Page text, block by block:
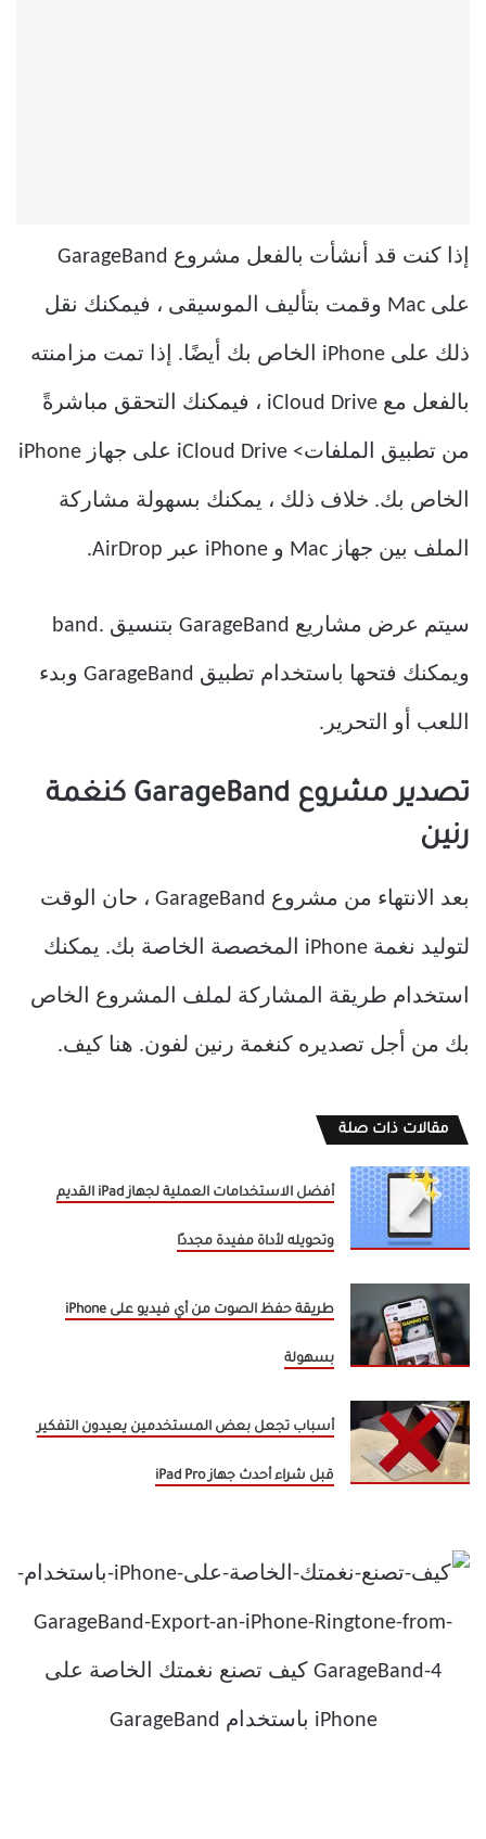
إذا كنت قد أنشأت بالفعل مشروع GarageBand
على Mac وقمت بتأليف الموسيقى ، فيمكنك نقل
ذلك على iPhone الخاص بك أيضًا. إذا تمت مزامنته
بالفعل مع iCloud Drive ، فيمكنك التحقق مباشرةً
من تطبيق الملفات> iCloud Drive على جهاز iPhone
الخاص بك. خلاف ذلك ، يمكنك بسهولة مشاركة
الملف بين جهاز Mac و iPhone عبر AirDrop.
سيتم عرض مشاريع GarageBand بتنسيق .band
ويمكنك فتحها باستخدام تطبيق GarageBand وبدء
اللعب أو التحرير.
تصدير مشروع GarageBand كنغمة
رنين
بعد الانتهاء من مشروع GarageBand ، حان الوقت
لتوليد نغمة iPhone المخصصة الخاصة بك. يمكنك
استخدام طريقة المشاركة لملف المشروع الخاص
بك من أجل تصديره كنغمة رنين لفون. هنا كيف.
مقالات ذات صلة
أفضل الاستخدامات العملية لجهاز iPad القديم
وتحويله لأداة مفيدة مجددًا
طريقة حفظ الصوت من أي فيديو على iPhone
بسهولة
أسباب تجعل بعض المستخدمين يعيدون التفكير
قبل شراء أحدث جهاز iPad Pro